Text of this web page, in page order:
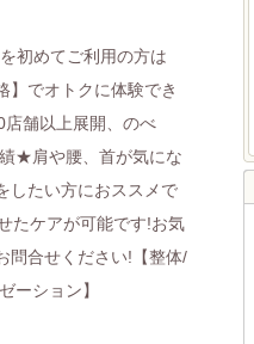
初めてご利用の方は
】でオトクに体験でき
舗以上展開、のべ
★肩や腰、首が気にな
したい方におススメで
たケアが可能です!お気
問合せください!【整体/
ーション】